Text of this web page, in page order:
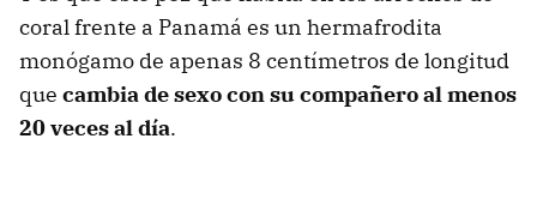
coral frente a Panamá es un hermafrodita
monógamo de apenas 8 centímetros de longitud
que cambia de sexo con su compañero al menos
20 veces al día.